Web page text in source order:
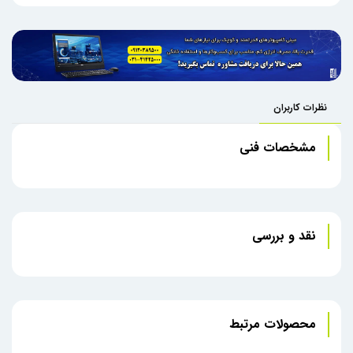
نظرات کاربران
مشخصات فنی
نقد و بررسی
محصولات مرتبط